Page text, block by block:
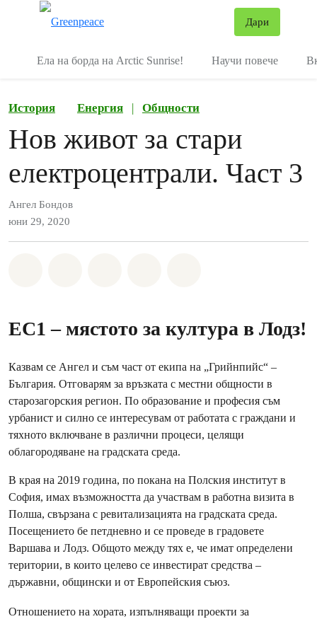
Дари
Ела на борда на Arctic Sunrise! Научи повече
История Енергия | Общности
Нов живот за стари
електроцентрали. Част 3
Ангел Бондов
юни 29, 2020
EC1 – мястото за култура в Лодз!
Казвам се Ангел и съм част от екипа на „Грийнпийс“ –
България. Отговарям за връзката с местни общности в
старозагорския регион. По образование и професия съм
урбанист и силно се интересувам от работата с граждани и
тяхното включване в различни процеси, целящи
облагородяване на градската среда.
В края на 2019 година, по покана на Полския институт в
София, имах възможността да участвам в работна визита в
Полша, свързана с ревитализацията на градската среда.
Посещението бе петдневно и се проведе в градовете
Варшава и Лодз. Общото между тях е, че имат определени
територии, в които целево се инвестират средства –
държавни, общински и от Европейския съюз.
Отношението на хората, изпълняващи проекти за